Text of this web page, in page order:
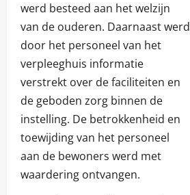
werd besteed aan het welzijn
van de ouderen. Daarnaast werd
door het personeel van het
verpleeghuis informatie
verstrekt over de faciliteiten en
de geboden zorg binnen de
instelling. De betrokkenheid en
toewijding van het personeel
aan de bewoners werd met
waardering ontvangen.